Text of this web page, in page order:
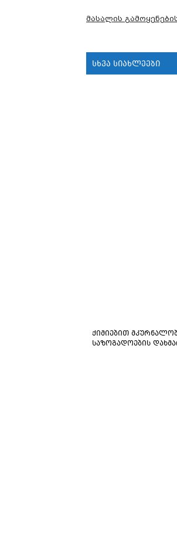
მასალის
სხვა სიახლეები
ქიმიებით
საზოგადოების